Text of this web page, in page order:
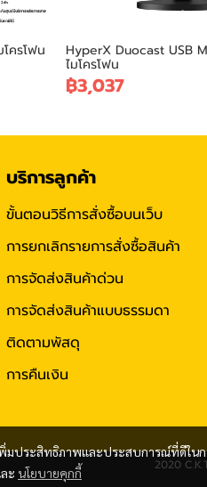
ครโฟน HyperX Duocast USB
ไมโครโฟน
฿3,037
มประสิทธิภาพและประสบการณ์ที่ดีใน
ะ นโยบายคุกกี้
บริการลูกค้า
ขั้นตอนวิธีการสั่งซื้อบนเว็บ
การยกเลิกรายการสั่งซื้อสินค้า
การจัดส่งสินค้าด่วน
การจัดส่งสินค้าแบบธรรมดา
ติดตามพัสดุ
การคืนเงิน
2020